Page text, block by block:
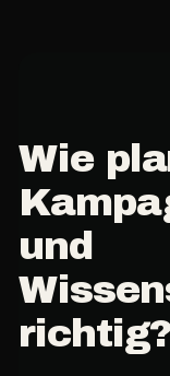
Wie
und
richtig?